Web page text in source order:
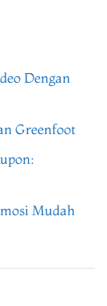
Dengan
Greenfoot
Mudah